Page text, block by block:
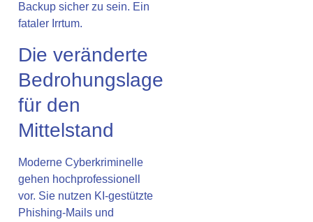
Backup sicher zu sein. Ein
fataler Irrtum.
Die veränderte
Bedrohungslage
für den
Mittelstand
Moderne Cyberkriminelle
gehen hochprofessionell
vor. Sie nutzen KI-gestützte
Phishing-Mails und